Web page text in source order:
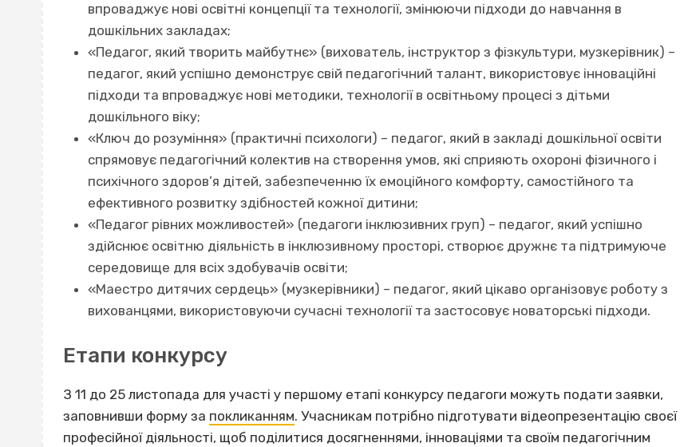
впроваджує нові освітні концепції та технології, змінюючи підходи до навчання в
дошкільних закладах;
«Педагог, який творить майбутнє» (вихователь, інструктор з фізкультури, музкерівник) –
педагог, який успішно демонструє свій педагогічний талант, використовує інноваційні
підходи та впроваджує нові методики, технології в освітньому процесі з дітьми
дошкільного віку;
«Ключ до розуміння» (практичні психологи) – педагог, який в закладі дошкільної освіти
спрямовує педагогічний колектив на створення умов, які сприяють охороні фізичного і
психічного здоров’я дітей, забезпеченню їх емоційного комфорту, самостійного та
ефективного розвитку здібностей кожної дитини;
«Педагог рівних можливостей» (педагоги інклюзивних груп) – педагог, який успішно
здійснює освітню діяльність в інклюзивному просторі, створює дружнє та підтримуюче
середовище для всіх здобувачів освіти;
«Маестро дитячих сердець» (музкерівники) – педагог, який цікаво організовує роботу з
вихованцями, використовуючи сучасні технології та застосовує новаторські підходи.
Етапи конкурсу
З 11 до 25 листопада для участі у першому етапі конкурсу педагоги можуть подати заявки,
заповнивши форму за покликанням. Учасникам потрібно підготувати відеопрезентацію своєї
професійної діяльності, щоб поділитися досягненнями, інноваціями та своїм педагогічним